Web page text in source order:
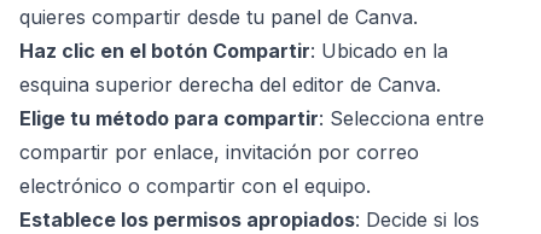
quieres compartir desde tu panel de Canva.
Haz clic en el botón Compartir: Ubicado en la
esquina superior derecha del editor de Canva.
Elige tu método para compartir: Selecciona entre
compartir por enlace, invitación por correo
electrónico o compartir con el equipo.
Establece los permisos apropiados: Decide si los